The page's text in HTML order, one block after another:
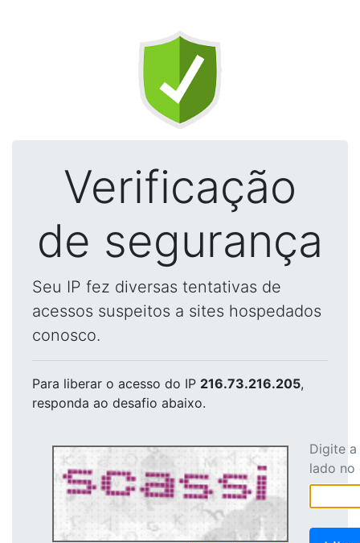
Verificação
de segurança
Seu IP fez diversas tentativas de
acessos suspeitos a sites hospedados
conosco.
Para liberar o acesso do IP 216.73.216.205,
responda ao desafio abaixo.
Digite
lado no